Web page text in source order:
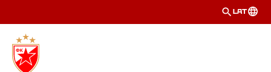
LAT